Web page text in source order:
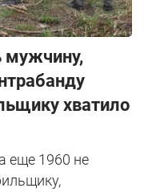
мужчину,
хватило
еще 1960 не